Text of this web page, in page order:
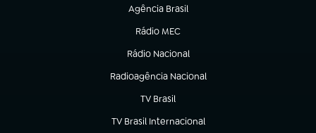
Agência Brasil
(abre em nova aba)
Rádio MEC
(abre em nova aba)
Rádio Nacional
Radioagência Nacional
(abre em nova aba)
TV Brasil
(abre em nova aba)
TV Brasil Internacional
(abre em nova aba)